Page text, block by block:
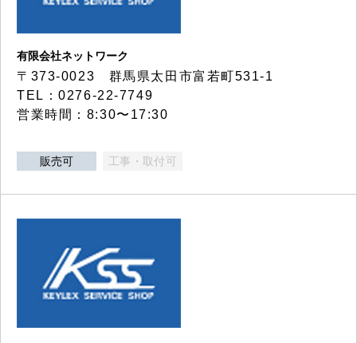
有限会社ネットワーク
〒373-0023 群馬県太田市富若町531-1
TEL：0276-22-7749
営業時間：8:30〜17:30
販売可 工事・取付可